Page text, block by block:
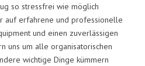
so stressfrei wie möglich
auf erfahrene und professionelle
und einen zuverlässigen
uns um alle organisatorischen
wichtige Dinge kümmern